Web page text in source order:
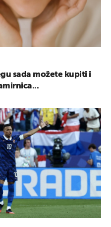
sada možete kupiti i